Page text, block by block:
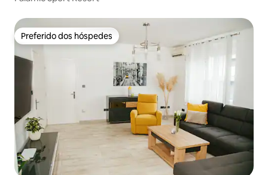
Preferido dos hóspedes
Preferido dos hóspedes